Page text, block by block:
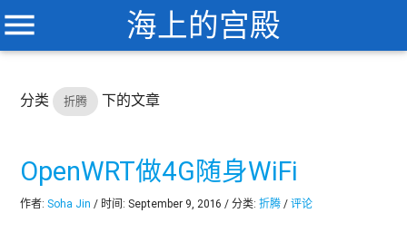
海上的宫殿
menu
分类 折腾 下的文章
OpenWRT做4G随身WiFi
作者:Soha Jin / 时间: September 9, 2016 / 分类:折腾 /评论